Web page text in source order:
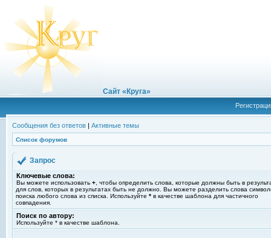
Сайт «Круга»
Сообщения без ответов | Активные темы
Список форумов
Запрос
Ключевые слова:
Вы можете использовать + , чтобы определить слова, которые должны быть в
для слов, которых в результатах быть не должно. Вы можете разделить слова
поиска любого слова из списка. Используйте * в качестве шаблона для частичного
совпадения.
Поиск по автору:
Используйте * в качестве шаблона.